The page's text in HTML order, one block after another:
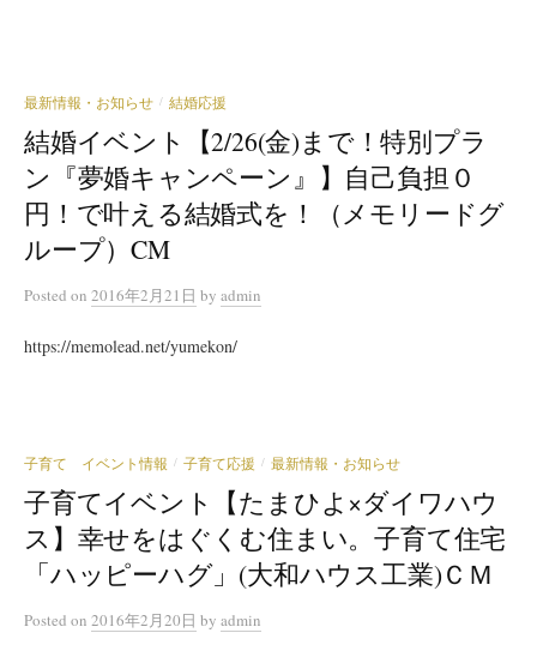
最新情報・お知らせ / 結婚応援
結婚イベント【2/26(金)まで！特別プラ
ン『夢婚キャンペーン』】自己負担０
円！で叶える結婚式を！（メモリードグ
ループ）CM
Posted on 2016年2月21日 by admin
https://memolead.net/yumekon/
子育て イベント情報 / 子育て応援 / 最新情報・お知らせ
子育てイベント【たまひよ×ダイワハウ
ス】幸せをはぐくむ住まい。子育て住宅
「ハッピーハグ」(大和ハウス工業)ＣＭ
Posted on 2016年2月20日 by admin